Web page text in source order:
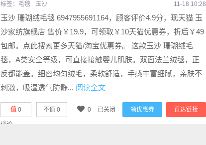
标签： 毛毯 玉沙 11-18 10:28
玉沙 珊瑚绒毛毯 6947955691164，顾客评价4.9分，现天猫 玉
沙家纺旗舰店 售价￥19.9，可领取￥10天猫优惠券，折后￥49
包邮。点此搜索更多天猫/淘宝优惠券。 这款玉沙 珊瑚绒毛
毯，A类安全等级，可直接接触婴儿肌肤。双面法兰绒毯，正
反都能盖。细密均匀绒毛，柔软舒适，手感丰富细腻，亲肤不
刺激，吸湿透气防静... 阅读全文
直达链接
领优惠券
值 0 不值 0 0 已关闭
评论